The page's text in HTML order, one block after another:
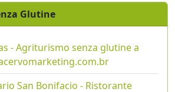
Glutine
- Agriturismo senza glutine a
San Bonifacio - Ristorante